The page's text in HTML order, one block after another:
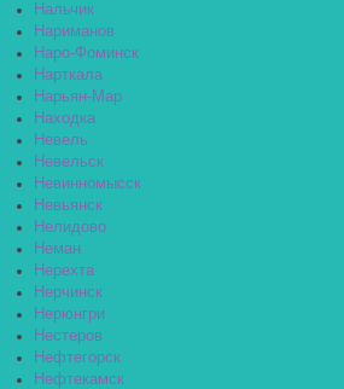
Нальчик
Нариманов
Наро-Фоминск
Нарткала
Нарьян-Мар
Находка
Невель
Невельск
Невинномысск
Невьянск
Нелидово
Неман
Нерехта
Нерчинск
Нерюнгри
Нестеров
Нефтегорск
Нефтекамск